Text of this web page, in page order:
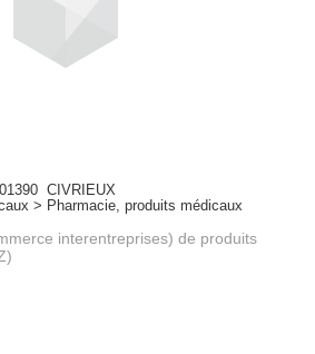
CIVRIEUX
> Pharmacie, produits médicaux
interentreprises) de produits